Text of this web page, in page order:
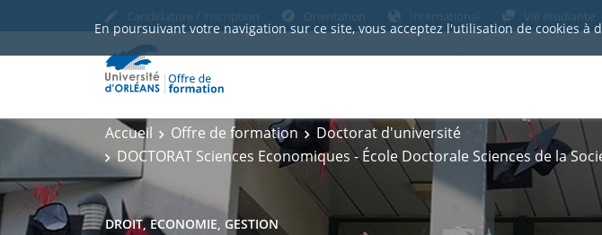
En poursuivant votre navigation sur ce site, vous acceptez l'utilisation de cookies à
Candidature / inscription Orientation International Vie étudiante
Accueil Offre de formation
Doctorat d'université
DOCTORAT Sciences Economiques - École Doctorale Sciences de la
DROIT, ECONOMIE, GESTION